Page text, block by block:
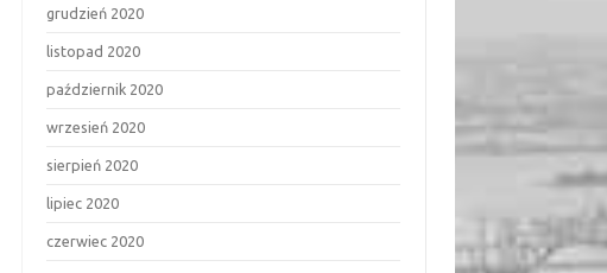
grudzień 2020
listopad 2020
październik 2020
wrzesień 2020
sierpień 2020
lipiec 2020
czerwiec 2020